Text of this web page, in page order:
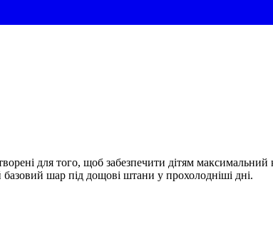
для того, щоб забезпечити дітям
базовий шар під дощові штани у прохолодніші дні.